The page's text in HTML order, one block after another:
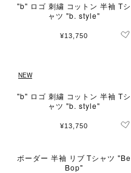
"b" ロゴ 刺繍 コットン 半袖 Tシ
ャツ "b. style"
¥13,750
NEW
"b" ロゴ 刺繍 コットン 半袖 Tシ
ャツ "b. style"
¥13,750
ボーダー 半袖 リブ Tシャツ "Be
Bop"